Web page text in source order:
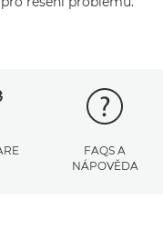
FAQS A
NÁPOVĚDA